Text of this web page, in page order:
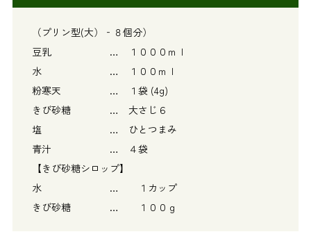
（プリン型(大）‐８個分）
豆乳 … １０００ｍｌ
水 … １００ｍｌ
粉寒天 … １袋 (4g)
きび砂糖 … 大さじ６
塩 … ひとつまみ
青汁 … ４袋
【きび砂糖シロップ】
水 … １カップ
きび砂糖 … １００ｇ